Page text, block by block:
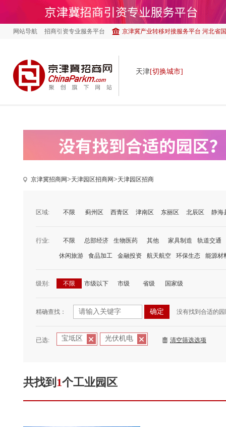
网站导航 招商引资专业服务平台 京津冀产业转移对接服务平台 河北省
天津[切换城市]
京津冀招商网>天津园区招商网>天津园区招商
区域: 不限 蓟州区 西青区 津南区 东丽区 北辰区 静海
行业: 不限 总部经济 生物医药 其他 家具制造 轨道交通
休闲旅游 食品加工 金融投资 航天航空 环保生态 能源材
级别: 不限 市级以下 市级 省级 国家级
精确查找： 没有找到合适的
已选: 宝坻区 光伏机电 清空筛选选项
共找到 1个工业园区